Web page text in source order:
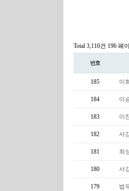
Total 3,110건 196 페
번호
185 이
184 이
183 이
182 서
181 최
180 서
179 법